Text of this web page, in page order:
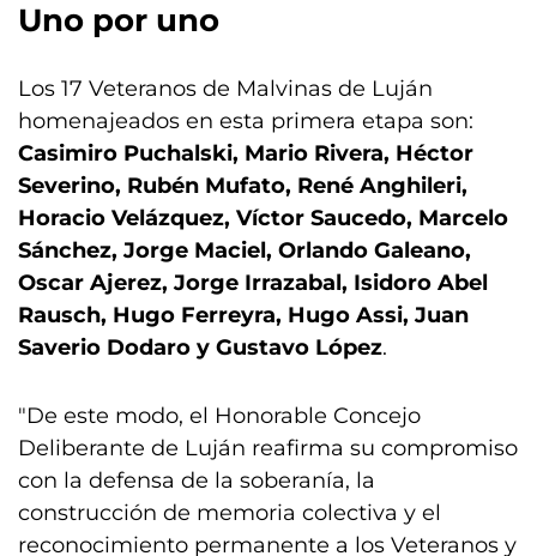
Uno por uno
Los 17 Veteranos de Malvinas de Luján
homenajeados en esta primera etapa son:
Casimiro Puchalski, Mario Rivera, Héctor
Severino, Rubén Mufato, René Anghileri,
Horacio Velázquez, Víctor Saucedo, Marcelo
Sánchez, Jorge Maciel, Orlando Galeano,
Oscar Ajerez, Jorge Irrazabal, Isidoro Abel
Rausch, Hugo Ferreyra, Hugo Assi, Juan
Saverio Dodaro y Gustavo López.
"De este modo, el Honorable Concejo
Deliberante de Luján reafirma su compromiso
con la defensa de la soberanía, la
construcción de memoria colectiva y el
reconocimiento permanente a los Veteranos y